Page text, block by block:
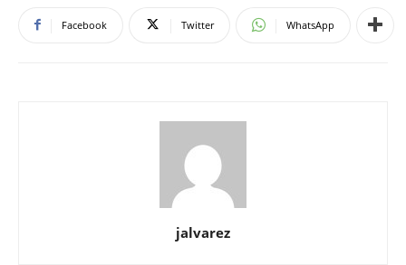
Facebook Twitter WhatsApp
jalvarez